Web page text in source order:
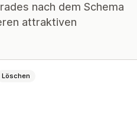
nach dem Schema
attraktiven
Löschen